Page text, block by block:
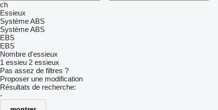
ch
Essieux
Système ABS
Système ABS
EBS
EBS
Nombre d'essieux
1 essieu 2 essieux
Pas assez de filtres ?
Proposer une modification
Résultats de recherche:
-